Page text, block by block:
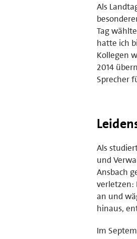
Als
Tag
hatte ich
Kollegen
2014
Sprecher
Als
und
Ansbach
verletzen:
an und
hinaus,
Im